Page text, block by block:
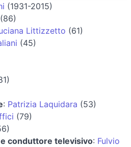
(1931-2015)
(86)
Littizzetto (61)
(45)
: Patrizia Laquidara (53)
(79)
conduttore televisivo: Fulvio